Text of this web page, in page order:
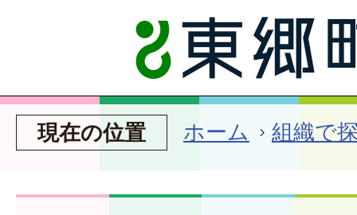
現在の位置 ホーム 組織で